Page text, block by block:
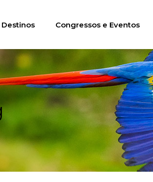
Destinos Congressos e Eventos